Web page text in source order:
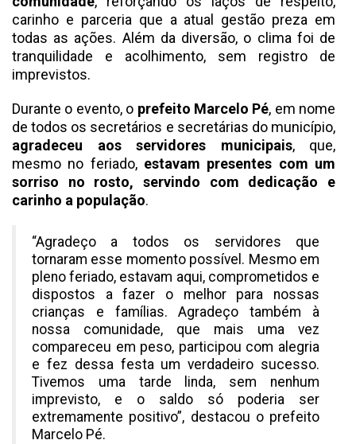
carinho e parceria que a atual gestão preza em
todas as ações. Além da diversão, o clima foi de
tranquilidade e acolhimento, sem registro de
imprevistos.
Durante o evento, o prefeito Marcelo Pé, em nome
de todos os secretários e secretárias do município,
agradeceu aos servidores municipais, que,
mesmo no feriado, estavam presentes com um
sorriso no rosto, servindo com dedicação e
carinho a população.
“Agradeço a todos os servidores que
tornaram esse momento possível. Mesmo em
pleno feriado, estavam aqui, comprometidos e
dispostos a fazer o melhor para nossas
crianças e famílias. Agradeço também à
nossa comunidade, que mais uma vez
compareceu em peso, participou com alegria
e fez dessa festa um verdadeiro sucesso.
Tivemos uma tarde linda, sem nenhum
imprevisto, e o saldo só poderia ser
extremamente positivo”, destacou o prefeito
Marcelo Pé.